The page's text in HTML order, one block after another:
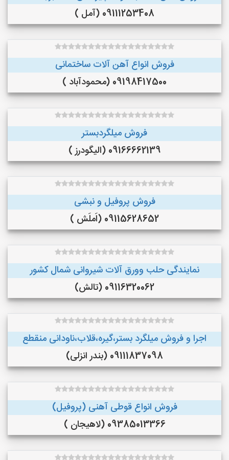
09111253408 (آمل )
فروش انواع آهن آلات ساختمانی
09198417500 (محمودآباد )
فروش میلگردبستر
09166662139 (الیگودرز )
فروش پروفیل و نبشی
09115628652 (اَملَش )
نمایندگی حلب وورق آلات شیروانی شمال کشور
09116320062 (تالش)
اجرا و فروش میلگرد بستر،گیره،قلاب،ناودانی منقطع
09111837098 (بندر انزلی)
فروش انواع قوطی آهنی (پروفیل)
09385013366 (لاهیجان )